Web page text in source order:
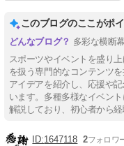
このブログのここがポ
多彩な横断
スポーツやイベントを盛り
を扱う専門的なコンテンツ
アイデアを紹介し、応援や
います。多種多様なイベン
解説しており、初心者から
1647118 2